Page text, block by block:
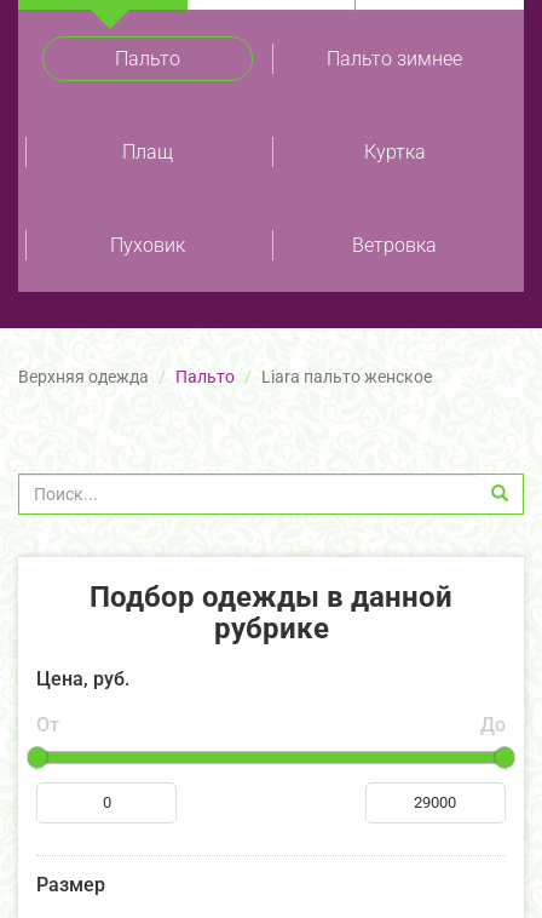
Пальто Пальто зимнее
Плащ Куртка
Пуховик Ветровка
Верхняя одежда Пальто Liara пальто женское
Подбор одежды в данной
рубрике
Цена, руб.
От
До
Размер